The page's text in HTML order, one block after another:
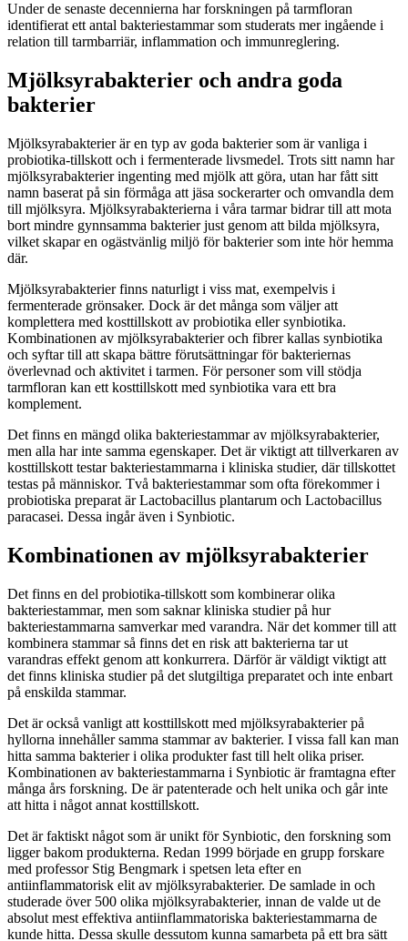
Under de senaste decennierna har forskningen på tarmfloran
identifierat ett antal bakteriestammar som studerats mer ingående i
relation till tarmbarriär, inflammation och immunreglering.
Mjölksyrabakterier och andra goda
bakterier
Mjölksyrabakterier är en typ av goda bakterier som är vanliga i
probiotika-tillskott och i fermenterade livsmedel. Trots sitt namn har
mjölksyrabakterier ingenting med mjölk att göra, utan har fått sitt
namn baserat på sin förmåga att jäsa sockerarter och omvandla dem
till mjölksyra. Mjölksyrabakterierna i våra tarmar bidrar till att mota
bort mindre gynnsamma bakterier just genom att bilda mjölksyra,
vilket skapar en ogästvänlig miljö för bakterier som inte hör hemma
där.
Mjölksyrabakterier finns naturligt i viss mat, exempelvis i
fermenterade grönsaker. Dock är det många som väljer att
komplettera med kosttillskott av probiotika eller synbiotika.
Kombinationen av mjölksyrabakterier och fibrer kallas synbiotika
och syftar till att skapa bättre förutsättningar för bakteriernas
överlevnad och aktivitet i tarmen. För personer som vill stödja
tarmfloran kan ett kosttillskott med synbiotika vara ett bra
komplement.
Det finns en mängd olika bakteriestammar av mjölksyrabakterier,
men alla har inte samma egenskaper. Det är viktigt att tillverkaren av
kosttillskott testar bakteriestammarna i kliniska studier, där tillskottet
testas på människor. Två bakteriestammar som ofta förekommer i
probiotiska preparat är Lactobacillus plantarum och Lactobacillus
paracasei. Dessa ingår även i Synbiotic.
Kombinationen av mjölksyrabakterier
Det finns en del probiotika-tillskott som kombinerar olika
bakteriestammar, men som saknar kliniska studier på hur
bakteriestammarna samverkar med varandra. När det kommer till att
kombinera stammar så finns det en risk att bakterierna tar ut
varandras effekt genom att konkurrera. Därför är väldigt viktigt att
det finns kliniska studier på det slutgiltiga preparatet och inte enbart
på enskilda stammar.
Det är också vanligt att kosttillskott med mjölksyrabakterier på
hyllorna innehåller samma stammar av bakterier. I vissa fall kan man
hitta samma bakterier i olika produkter fast till helt olika priser.
Kombinationen av bakteriestammarna i Synbiotic är framtagna efter
många års forskning. De är patenterade och helt unika och går inte
att hitta i något annat kosttillskott.
Det är faktiskt något som är unikt för Synbiotic, den forskning som
ligger bakom produkterna. Redan 1999 började en grupp forskare
med professor Stig Bengmark i spetsen leta efter en
antiinflammatorisk elit av mjölksyrabakterier. De samlade in och
studerade över 500 olika mjölksyrabakterier, innan de valde ut de
absolut mest effektiva antiinflammatoriska bakteriestammarna de
kunde hitta. Dessa skulle dessutom kunna samarbeta på ett bra sätt